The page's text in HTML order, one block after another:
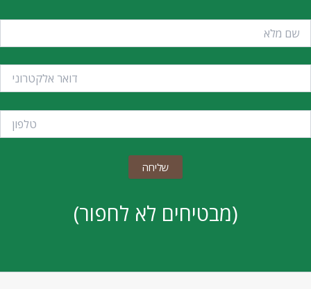
(מבטיחים לא לחפור)